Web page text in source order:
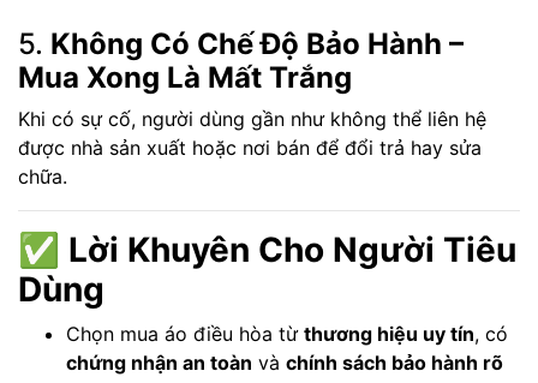
5. Không Có Chế Độ Bảo Hành –
Mua Xong Là Mất Trắng
Khi có sự cố, người dùng gần như không thể liên hệ
được nhà sản xuất hoặc nơi bán để đổi trả hay sửa
chữa.
✅ Lời Khuyên Cho Người Tiêu
Dùng
Chọn mua áo điều hòa từ thương hiệu uy tín, có
chứng nhận an toàn và chính sách bảo hành rõ